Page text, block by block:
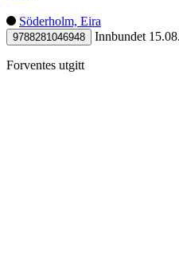
Söderholm, Eira
9788281046948 Innbundet
Forventes utgitt